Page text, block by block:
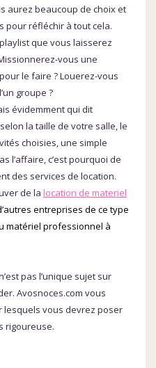
aurez beaucoup de choix et
pour réfléchir à tout cela.
que vous laisserez
vous une
le faire ? Louerez-vous
groupe ?
évidemment qui dit
la taille de votre salle, le
choisies, une simple
l’affaire, c’est pourquoi de
des services de location.
de la location de materiel
entreprises de ce type
matériel professionnel à
pas l’unique sujet sur
Avosnoces.com vous
lesquels vous devrez poser
rigoureuse.